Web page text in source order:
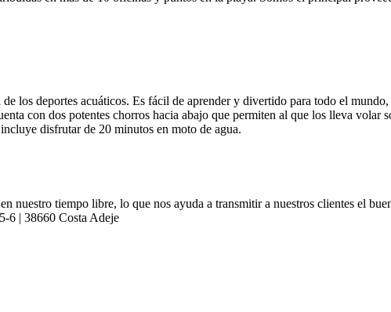
los deportes acuáticos. Es fácil de aprender y divertido para todo el
con dos potentes chorros hacia abajo que permiten al que los lleva volar
disfrutar de 20 minutos en moto de agua.
nuestro tiempo libre, lo que nos ayuda a transmitir a nuestros clientes el
6 | 38660 Costa Adeje